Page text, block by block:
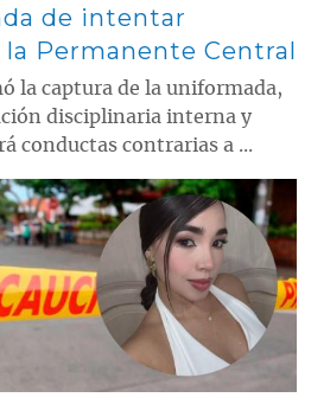
de intentar
la Permanente Central
la captura de la uniformada,
disciplinaria interna y
conductas contrarias a ...